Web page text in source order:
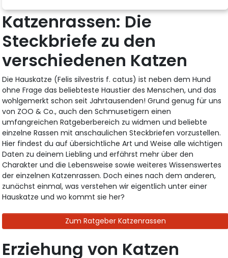
Katzenrassen: Die
Steckbriefe zu den
verschiedenen Katzen
Die Hauskatze (Felis silvestris f. catus) ist neben dem Hund
ohne Frage das beliebteste Haustier des Menschen, und das
wohlgemerkt schon seit Jahrtausenden! Grund genug für uns
von ZOO & Co., auch den Schmusetigern einen
umfangreichen Ratgeberbereich zu widmen und beliebte
einzelne Rassen mit anschaulichen Steckbriefen vorzustellen.
Hier findest du auf übersichtliche Art und Weise alle wichtigen
Daten zu deinem Liebling und erfährst mehr über den
Charakter und die Lebensweise sowie weiteres Wissenswertes
der einzelnen Katzenrassen. Doch eines nach dem anderen,
zunächst einmal, was verstehen wir eigentlich unter einer
Hauskatze und wo kommt sie her?
Zum Ratgeber Katzenrassen
Erziehung von Katzen